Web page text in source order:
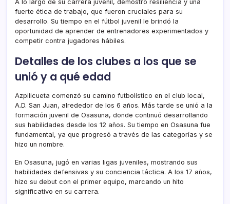
A lo largo de su carrera juvenil, demostró resiliencia y una
fuerte ética de trabajo, que fueron cruciales para su
desarrollo. Su tiempo en el fútbol juvenil le brindó la
oportunidad de aprender de entrenadores experimentados y
competir contra jugadores hábiles.
Detalles de los clubes a los que se
unió y a qué edad
Azpilicueta comenzó su camino futbolístico en el club local,
A.D. San Juan, alrededor de los 6 años. Más tarde se unió a la
formación juvenil de Osasuna, donde continuó desarrollando
sus habilidades desde los 12 años. Su tiempo en Osasuna fue
fundamental, ya que progresó a través de las categorías y se
hizo un nombre.
En Osasuna, jugó en varias ligas juveniles, mostrando sus
habilidades defensivas y su conciencia táctica. A los 17 años,
hizo su debut con el primer equipo, marcando un hito
significativo en su carrera.